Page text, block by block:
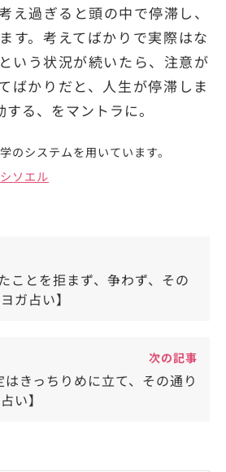
え過ぎると頭の中で停滞し、
す。考えてばかりで実際はな
いう状況が続いたら、注意が
ばかりだと、人生が停滞しま
る、をマントラに。
のシステムを用いています。
ソエル
ことを拒まず、争わず、その
ガ占い】
次の記事
きっちりめに立て、その通り
い】